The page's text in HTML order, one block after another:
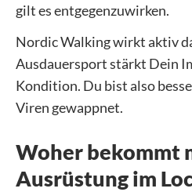
gilt es entgegenzuwirken.
Nordic Walking wirkt aktiv
Ausdauersport stärkt Dein
Kondition. Du bist also
Viren gewappnet.
Woher bekommt
Ausrüstung im